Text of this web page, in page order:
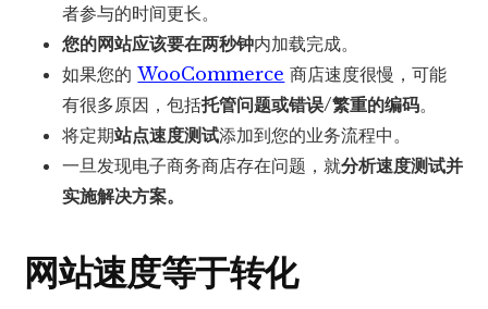
者参与的时间更长。
您的网站应该要在两秒钟内加载完成。
如果您的WooCommerce 商店速度很慢，可能
有很多原因，包括托管问题或错误/繁重的编码。
将定期站点速度测试添加到您的业务流程中。
一旦发现电子商务商店存在问题，就分析速度测试并
实施解决方案。
网站速度等于转化